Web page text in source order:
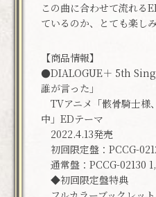
この曲に合わせて流れる
ているのか、とても楽し
【商品情報】
●DIALOGUE＋ 5th
誰が言った」
TVアニメ「骸骨騎士様
中」EDテーマ
2022.4.13発売
初回限定盤：PCCG-
通常盤：PCCG-02130
◆初回限定盤特典